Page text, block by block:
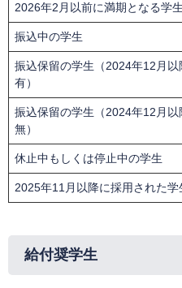
2026年2月以前に満期となる学生
振込中の学生
振込保留の学生（2024年12月以
有）
振込保留の学生（2024年12月以
無）
休止中もしくは停止中の学生
2025年11月以降に採用された学
給付奨学生